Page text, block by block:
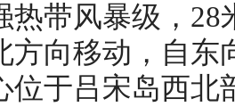
热带风暴级，28
方向移动，自东
位于吕宋岛西北